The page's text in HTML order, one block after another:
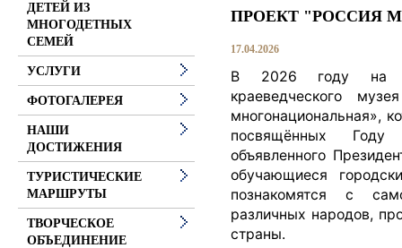
ПРОЕКТ "РОССИЯ
17.04.2026
В 2026 году на
краеведческого
многонациональная»,
посвящённых Году
объявленного
обучающиеся
познакомятся с
различных народов,
страны.
ДЕТЕЙ ИЗ
МНОГОДЕТНЫХ
СЕМЕЙ
УСЛУГИ
ФОТОГАЛЕРЕЯ
НАШИ
ДОСТИЖЕНИЯ
ТУРИСТИЧЕСКИЕ
МАРШРУТЫ
ТВОРЧЕСКОЕ
ОБЪЕДИНЕНИЕ